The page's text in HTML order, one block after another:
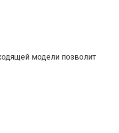
модели позволит